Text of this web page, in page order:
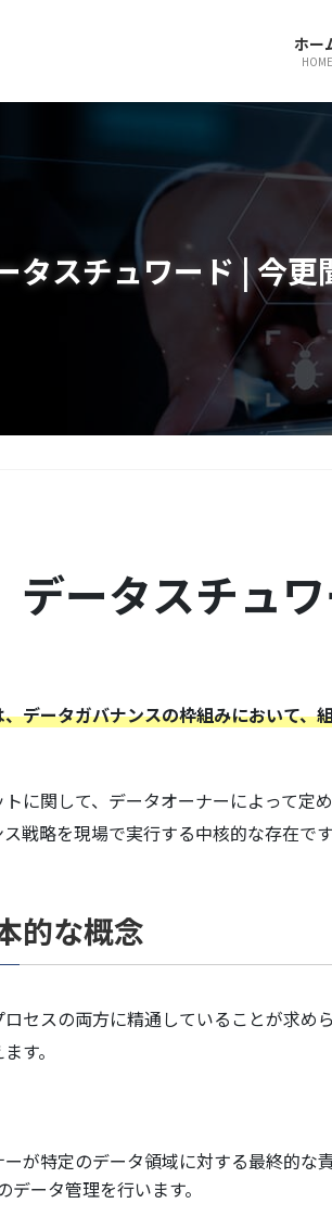
ホー
HOME
タスチュワード | 今
データスチュ
ータガバナンスの枠組みにおいて、
に関して、データオーナーによって
戦略を現場で実行する中核的な存在です
的な概念
セスの両方に精通していることが求
す。
ーが特定のデータ領域に対する最終的
ータ管理を行います。